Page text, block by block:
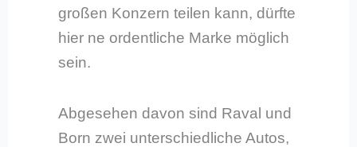
großen Konzern teilen kann, dürfte
hier ne ordentliche Marke möglich
sein.
Abgesehen davon sind Raval und
Born zwei unterschiedliche Autos,